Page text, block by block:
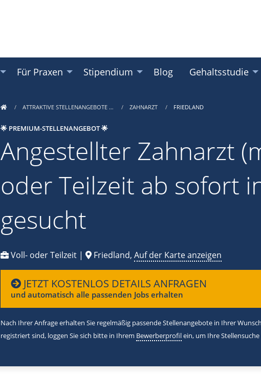
Für Praxen Stipendium Blog Gehaltsstudie
ATTRAKTIVE STELLENANGEBOTE … ZAHNARZT FRIEDLAND
🌟 PREMIUM-STELLENANGEBOT 🌟
Angestellter Zahnarzt
oder Teilzeit ab sofort
gesucht
Voll- oder Teilzeit | Friedland, Auf der Karte anzeigen
JETZT KOSTENLOS DETAILS ANFRAGEN
und automatisch alle passenden Jobs erhalten
Nach Ihrer Anfrage erhalten Sie regelmäßig passende Stellenangebote in Ihrer
registriert sind, loggen Sie sich bitte in Ihrem Bewerberprofilein, um Ihre